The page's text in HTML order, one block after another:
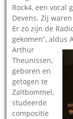
Rock4, een vocal
Devens. Zij
Er zo zijn de
gekomen”, aldus
Arthur
Theunissen,
geboren en
getogen te
Zaltbommel,
studeerde
compositie